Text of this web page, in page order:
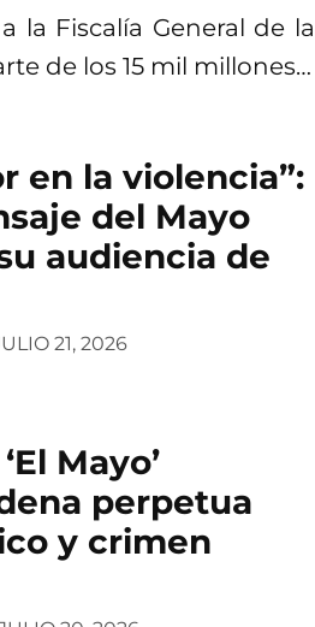
la Fiscalía General de la
de los 15 mil millones…
en la violencia”:
del Mayo
audiencia de
21, 2026
Mayo’
perpetua
y crimen